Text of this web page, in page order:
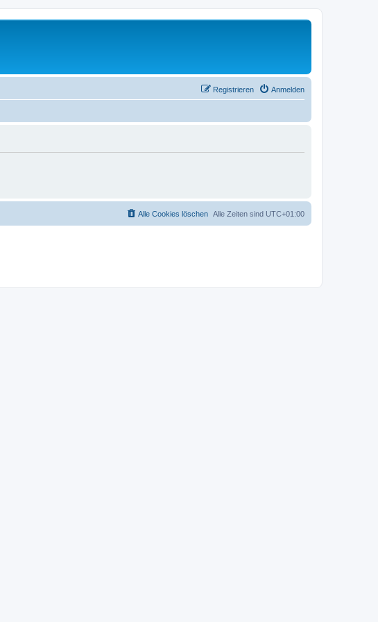
Anmelden
Registrieren
Alle Zeiten sind UTC+01:00
Alle Cookies löschen